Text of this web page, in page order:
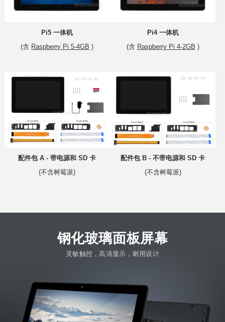
Pi5 一体机
(含 Raspberry Pi 5-4GB )
Pi4 一体机
(含 Raspberry Pi 4-2GB )
配件包 A - 带电源和 SD 卡
(不含树莓派)
配件包 B - 不带电源和 SD 卡
(不含树莓派)
钢化玻璃面板屏幕
灵敏触控，高清显示，耐用设计